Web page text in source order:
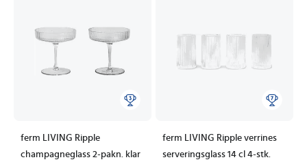
ferm LIVING Ripple
champagneglass 2-pakn. klar
ferm LIVING Ripple verrines
serveringsglass 14 cl 4-stk.